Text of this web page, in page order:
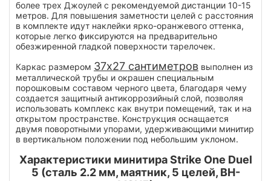
более трех Джоулей с рекомендуемой дистанции 10-15
метров. Для повышения заметности целей с расстояния
в комплекте идут наклейки ярко-оранжевого оттенка,
которые легко фиксируются на предварительно
обезжиренной гладкой поверхности тарелочек.
Каркас размером 37x27 сантиметров выполнен из
металлической трубы и окрашен специальным
порошковым составом черного цвета, благодаря чему
создается защитный антикоррозийный слой, позволяя
использовать комплекс как внутри помещений, так и на
открытом пространстве. Конструкция оснащается
двумя поворотными упорами, удерживающими минитир
в вертикальном положении под небольшим уклоном.
Характеристики минитира Strike One Duel
5 (сталь 2.2 мм, маятник, 5 целей, BH-